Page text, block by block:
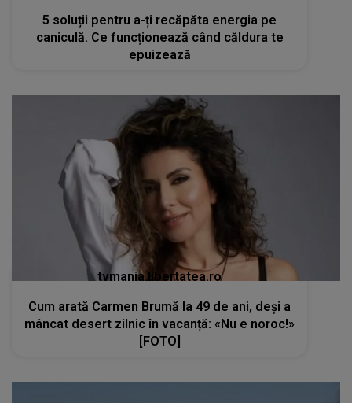
5 soluții pentru a-ți recăpăta energia pe
caniculă. Ce funcționează când căldura te
epuizează
tvmania.libertatea.ro
Cum arată Carmen Brumă la 49 de ani, deși a
mâncat desert zilnic în vacanță: «Nu e noroc!»
[FOTO]